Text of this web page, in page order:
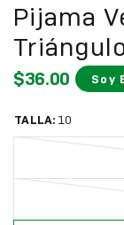
Pijama
$36.00 Soy
TALLA: 10